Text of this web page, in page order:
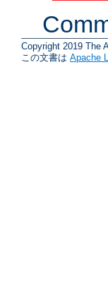
Copyright 2019 The
この文書は Apache